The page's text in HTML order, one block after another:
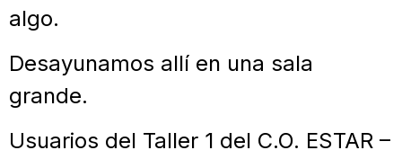
algo.
Desayunamos allí en una sala
grande.
Usuarios del Taller 1 del C.O. ESTAR –